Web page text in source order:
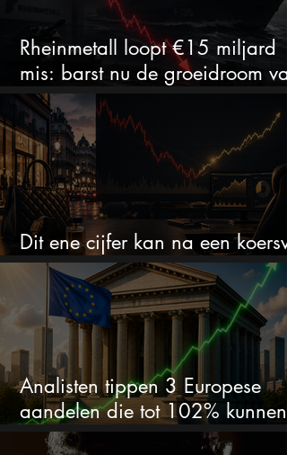
Rheinmetall loopt €15 miljard
mis: barst nu de groeidroom van
het defensiebedrijf?
Dit ene cijfer kan na een
van 50% alles veranderen
Analisten tippen 3 Europese
aandelen die tot 102% kunnen
stijgen